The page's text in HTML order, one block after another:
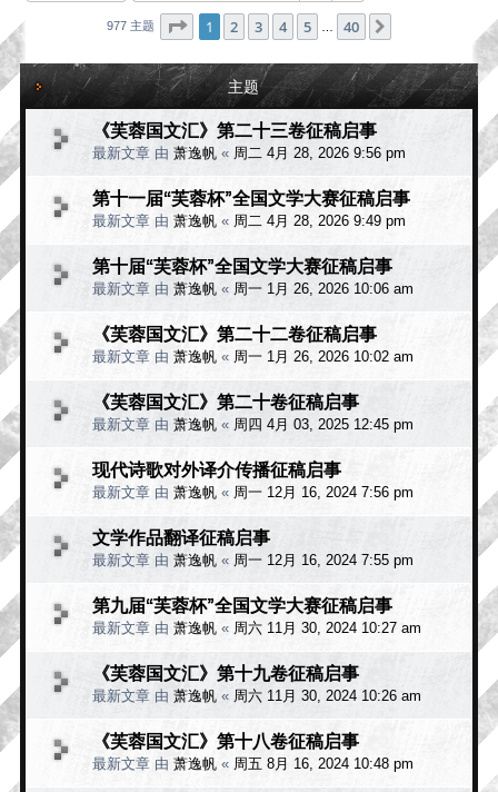
977 主题 分页：1 40
1 2 3 4 5 40
主题
《芙蓉国文汇》第二十三卷征稿启事
最新文章 由 萧逸帆 « 周二 4月 28, 2026 9:56 pm
第十一届“芙蓉杯”全国文学大赛征稿启事
最新文章 由 萧逸帆 « 周二 4月 28, 2026 9:49 pm
第十届“芙蓉杯”全国文学大赛征稿启事
最新文章 由 萧逸帆 « 周一 1月 26, 2026 10:06 am
《芙蓉国文汇》第二十二卷征稿启事
最新文章 由 萧逸帆 « 周一 1月 26, 2026 10:02 am
《芙蓉国文汇》第二十卷征稿启事
最新文章 由 萧逸帆 « 周四 4月 03, 2025 12:45 pm
现代诗歌对外译介传播征稿启事
最新文章 由 萧逸帆 « 周一 12月 16, 2024 7:56 pm
文学作品翻译征稿启事
最新文章 由 萧逸帆 « 周一 12月 16, 2024 7:55 pm
第九届“芙蓉杯”全国文学大赛征稿启事
最新文章 由 萧逸帆 « 周六 11月 30, 2024 10:27 am
《芙蓉国文汇》第十九卷征稿启事
最新文章 由 萧逸帆 « 周六 11月 30, 2024 10:26 am
《芙蓉国文汇》第十八卷征稿启事
最新文章 由 萧逸帆 « 周五 8月 16, 2024 10:48 pm